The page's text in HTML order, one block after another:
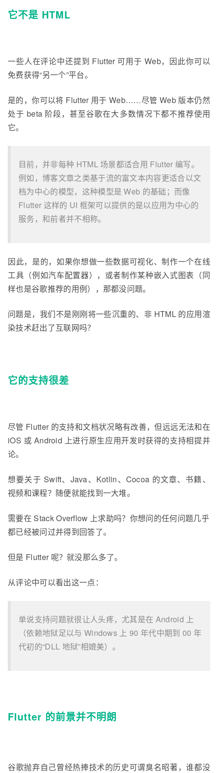
它不是 HTML
一些人在评论中还提到 Flutter 可用于 Web，因此你可以
免费获得“另一个”平台。
是的，你可以将 Flutter 用于 Web……尽管 Web 版本仍然
处于 beta 阶段，甚至谷歌在大多数情况下都不推荐使用
它。
目前，并非每种 HTML 场景都适合用 Flutter 编写。
例如，博客文章之类基于流的富文本内容更适合以文
档为中心的模型，这种模型是 Web 的基础；而像
Flutter 这样的 UI 框架可以提供的是以应用为中心的
服务，和前者并不相称。
因此，是的，如果你想做一些数据可视化、制作一个在线
工具（例如汽车配置器），或者制作某种嵌入式图表（同
样也是谷歌推荐的用例），那都没问题。
问题是，我们不是刚刚将一些沉重的、非 HTML 的应用渲
染技术赶出了互联网吗？
它的支持很差
尽管 Flutter 的支持和文档状况略有改善，但远远无法和在
iOS 或 Android 上进行原生应用开发时获得的支持相提并
论。
想要关于 Swift、Java、Kotlin、Cocoa 的文章、书籍、
视频和课程？随便就能找到一大堆。
需要在 Stack Overflow 上求助吗？你想问的任何问题几乎
都已经被问过并得到回答了。
但是 Flutter 呢？就没那么多了。
从评论中可以看出这一点：
单说支持问题就很让人头疼，尤其是在 Android 上
（依赖地狱足以与 Windows 上 90 年代中期到 00 年
代初的“DLL 地狱”相媲美）。
Flutter 的前景并不明朗
谷歌抛弃自己曾经热捧技术的历史可谓臭名昭著，谁都没